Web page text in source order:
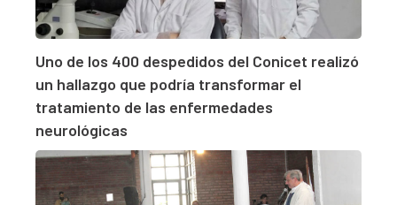
Uno de los 400 despedidos del Conicet realizó
un hallazgo que podría transformar el
tratamiento de las enfermedades
neurológicas